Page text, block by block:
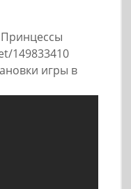
Принцессы
149833410
игры в